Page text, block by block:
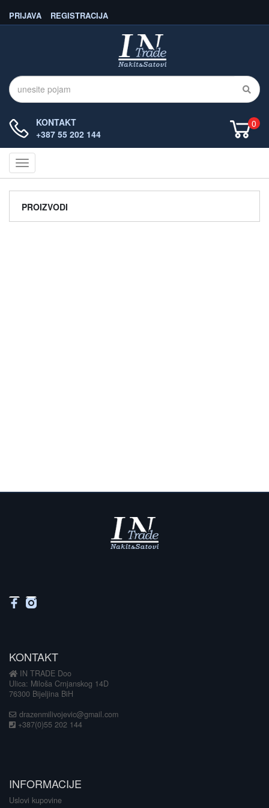
REGISTRACIJA
PRIJAVA
KONTAKT
+387 55 202 144
0
Navigacija
PROIZVODI
KONTAKT
IN TRADE Doo
Ulica: Miloša Crnjanskog 14D
76300 Bijeljina BiH
drazenmilivojevic@gmail.com
+387(0)55 202 144
INFORMACIJE
Uslovi kupovine